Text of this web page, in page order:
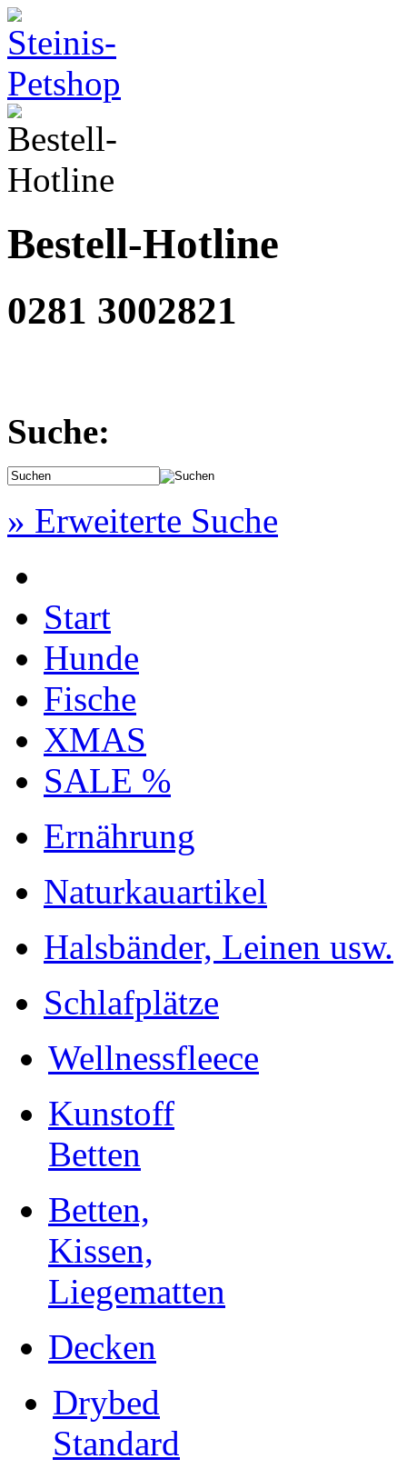
Bestell-Hotline
0281 3002821
Suche:
» Erweiterte Suche
Start
Hunde
Fische
XMAS
SALE %
Ernährung
Naturkauartikel
Halsbänder, Leinen usw.
Schlafplätze
Wellnessfleece
Kunstoff
Betten
Betten,
Kissen,
Liegematten
Decken
Drybed
Standard